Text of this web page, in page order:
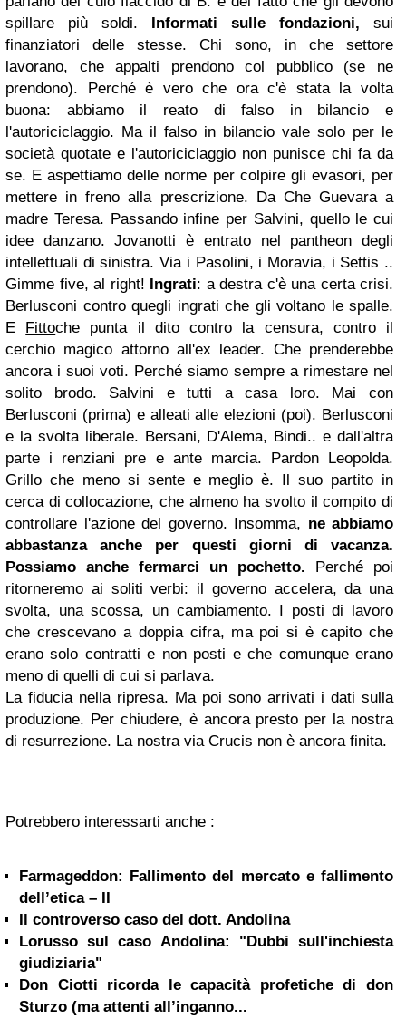
spillare più soldi.
Informati sulle fondazioni, sui
finanziatori delle stesse. Chi sono, in che settore
lavorano, che appalti prendono col pubblico (se ne
prendono). Perché è vero che ora c'è stata la volta
buona: abbiamo il reato di falso in bilancio e
l'autoriciclaggio. Ma il falso in bilancio vale solo per le
società quotate e l'autoriciclaggio non punisce chi fa da
se. E aspettiamo delle norme per colpire gli evasori, per
mettere in freno alla prescrizione. Da Che Guevara a
madre Teresa. Passando infine per Salvini, quello le cui
idee danzano. Jovanotti è entrato nel pantheon degli
intellettuali di sinistra. Via i Pasolini, i Moravia, i Settis ..
Gimme five, al right! Ingrati: a destra c'è una certa crisi.
Berlusconi contro quegli ingrati che gli voltano le spalle.
E Fittoche punta il dito contro la censura, contro il
cerchio magico attorno all'ex leader. Che prenderebbe
ancora i suoi voti. Perché siamo sempre a rimestare nel
solito brodo.
Salvini e tutti a casa loro. Mai con
Berlusconi (prima) e alleati alle elezioni (poi). Berlusconi
e la svolta liberale. Bersani, D'Alema, Bindi.. e dall'altra
parte i renziani pre e ante marcia. Pardon Leopolda.
Grillo che meno si sente e meglio è. Il suo partito in
cerca di collocazione, che almeno ha svolto il compito di
controllare l'azione del governo. Insomma, ne abbiamo
abbastanza anche per questi giorni di vacanza.
Possiamo anche fermarci un pochetto.
Perché poi
ritorneremo ai soliti verbi: il governo accelera, da una
svolta, una scossa, un cambiamento. I posti di lavoro
che crescevano a doppia cifra, ma poi si è capito che
erano solo contratti e non posti e che comunque erano
meno di quelli di cui si parlava.
La fiducia nella ripresa. Ma poi sono arrivati i dati sulla
produzione. Per chiudere, è ancora presto per la nostra
di resurrezione. La nostra via Crucis non è ancora finita.
Potrebbero interessarti anche :
Farmageddon: Fallimento del mercato e fallimento
dell’etica – II
Il controverso caso del dott. Andolina
Lorusso sul caso Andolina: "Dubbi sull'inchiesta
giudiziaria"
Don Ciotti ricorda le capacità profetiche di don
Sturzo (ma attenti all’inganno...